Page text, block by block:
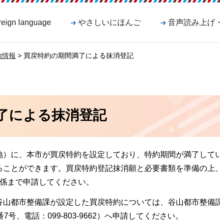
language やさしいにほんご 音声読み上げ
情報 > 買戻特約の期間満了による抹消登記
による抹消登記
に、本市が買戻特約を設定しており、特約期間が満了して
とができます。買戻特約登記抹消願と必要書類を準備の上
まで申請してください。
都市整備課が設定した買戻特約については、谷山都市整備
号、電話：099-803-9662）へ申請してください。